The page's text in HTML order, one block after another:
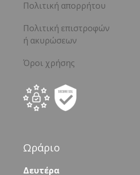
Πολιτική απορρήτου
Πολιτική επιστροφών
ή ακυρώσεων
Όροι χρήσης
Ωράριο
Δευτέρα